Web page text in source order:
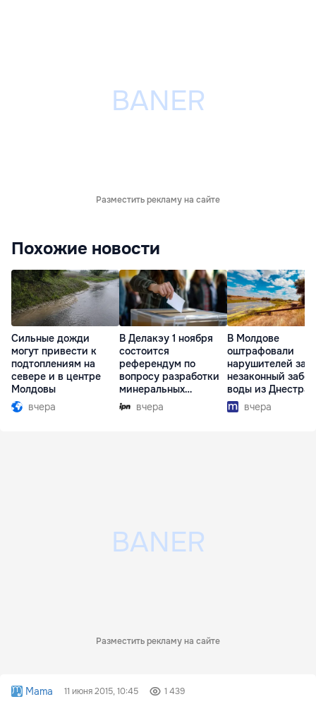
Разместить рекламу на сайте
Похожие новости
Сильные дожди
могут привести к
подтоплениям на
севере и в центре
Молдовы
вчера
В Делакэу 1 ноября
состоится
референдум по
вопросу разработки
минеральных
ресурсов
вчера
В Молдове
оштрафовали
нарушителей за
незаконный забор
воды из Днестра
вчера
Разместить рекламу на сайте
Mama 11 июня 2015, 10:45 1 439